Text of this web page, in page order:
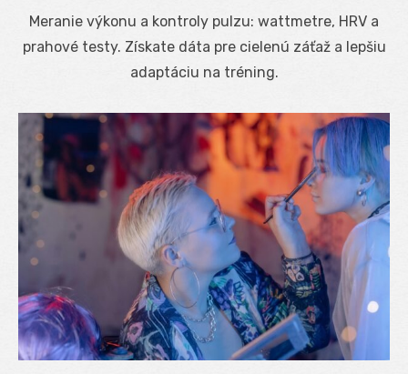
Meranie výkonu a kontroly pulzu: wattmetre, HRV a
prahové testy. Získate dáta pre cielenú záťaž a lepšiu
adaptáciu na tréning.